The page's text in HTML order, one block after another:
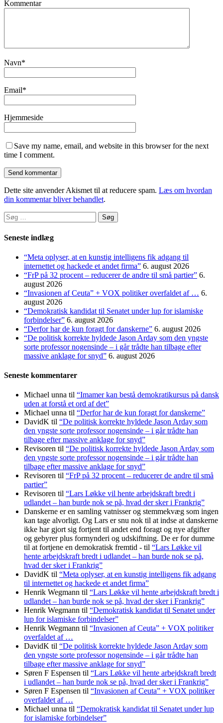
Kommentar
Navn*
Email*
Hjemmeside
Save my name, email, and website in this browser for the next
time I comment.
Dette site anvender Akismet til at reducere spam. Læs om hvordan
din kommentar bliver behandlet.
Søg
efter:
Seneste indlæg
“Meta oplyser, at en kunstig intelligens fik adgang til
internettet og hackede et andet firma” 6. august 2026
“FrP på 32 procent – reducerer de andre til små partier” 6.
august 2026
“Invasionen af Ceuta” + VOX politiker overfaldet af … 6.
august 2026
“Demokratisk kandidat til Senatet under lup for islamiske
forbindelser” 6. august 2026
“Derfor har de kun foragt for danskerne” 6. august 2026
“De politisk korrekte hyldede Jason Arday som den yngste
sorte professor nogensinde – i går trådte han tilbage efter
massive anklage for snyd” 6. august 2026
Seneste kommentarer
Michael unna til “Imamer kan bestå demokratikursus på dansk
uden at forstå et ord af det”
Michael unna til “Derfor har de kun foragt for danskerne”
DavidK til “De politisk korrekte hyldede Jason Arday som
den yngste sorte professor nogensinde – i går trådte han
tilbage efter massive anklage for snyd”
Revisoren til “De politisk korrekte hyldede Jason Arday som
den yngste sorte professor nogensinde – i går trådte han
tilbage efter massive anklage for snyd”
Revisoren til “FrP på 32 procent – reducerer de andre til små
partier”
Revisoren til “Lars Løkke vil hente arbejdskraft bredt i
udlandet – han burde nok se på, hvad der sker i Frankrig”
Danskerne er en samling vatnisser og stemmekvæg som ingen
kan tage alvorligt. Og Lars er snu nok til at indse at danskerne
ikke har gjort sig fortjent til andet end foragt og nye afgifter
og gebyrer plus formynderi og udskiftning. De er for dumme
til at fortjene en demokratisk fremtid - til “Lars Løkke vil
hente arbejdskraft bredt i udlandet – han burde nok se på,
hvad der sker i Frankrig”
DavidK til “Meta oplyser, at en kunstig intelligens fik adgang
til internettet og hackede et andet firma”
Henrik Wegmann til “Lars Løkke vil hente arbejdskraft bredt i
udlandet – han burde nok se på, hvad der sker i Frankrig”
Henrik Wegmann til “Demokratisk kandidat til Senatet under
lup for islamiske forbindelser”
Henrik Wegmann til “Invasionen af Ceuta” + VOX politiker
overfaldet af …
DavidK til “De politisk korrekte hyldede Jason Arday som
den yngste sorte professor nogensinde – i går trådte han
tilbage efter massive anklage for snyd”
Søren F Espensen til “Lars Løkke vil hente arbejdskraft bredt
i udlandet – han burde nok se på, hvad der sker i Frankrig”
Søren F Espensen til “Invasionen af Ceuta” + VOX politiker
overfaldet af …
Michael unna til “Demokratisk kandidat til Senatet under lup
for islamiske forbindelser”